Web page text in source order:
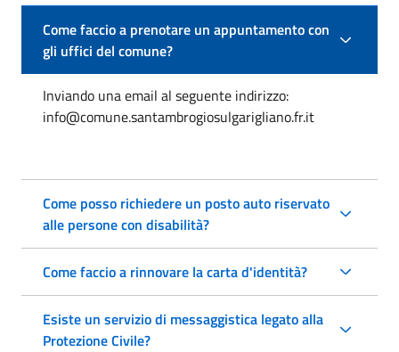
Come faccio a prenotare un appuntamento con
gli uffici del comune?
Inviando una email al seguente indirizzo:
info@comune.santambrogiosulgarigliano.fr.it
Come posso richiedere un posto auto riservato
alle persone con disabilità?
Come faccio a rinnovare la carta d'identità?
Esiste un servizio di messaggistica legato alla
Protezione Civile?